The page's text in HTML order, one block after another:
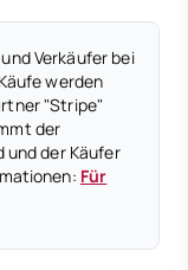
Verkäufer bei
werden
"Stripe"
der
und der Käufer
Für